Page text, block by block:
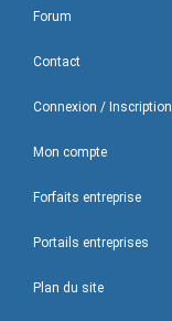
Forum
Contact
Connexion / Inscription
Mon compte
Forfaits entreprise
Portails entreprises
Plan du site